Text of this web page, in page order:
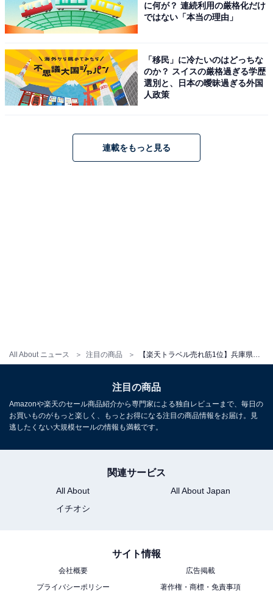
All About ニュース 注目の商品
に何が？ 連続利用の厳格化だけ
ではない「本当の理由」
「移民」に冷たいのはどっちな
のか？ スイスの厳格過ぎる学歴
選別と、日本の曖昧過ぎる外国
人政策
連載をもっと見る
注目の商品
Amazonや楽天のセール商品紹介から専門家による独自レビューまで、毎日の
お買いものがもっと楽しく、もっとお得になる注目の商品情報をお届け。見
逃したくない大規模セールの情報も満載です。
関連サービス
All About
All About Japan
イチオシ
サイト情報
会社概要
広告掲載
プライバシーポリシー
著作権・商標・免責事項